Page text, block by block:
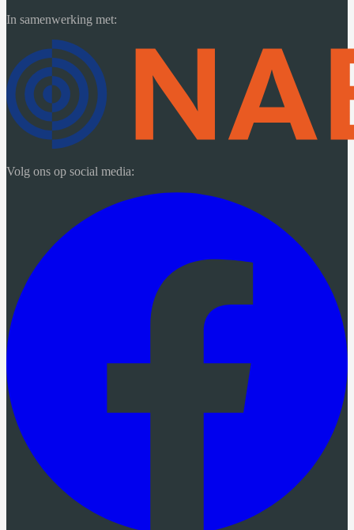
In samenwerking met:
Volg ons op social media: